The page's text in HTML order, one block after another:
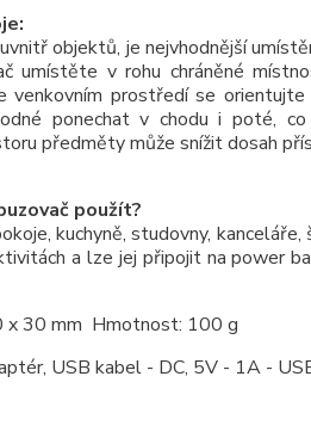
objektů, je nejvhodnější
umístěte v rohu chráněné
venkovním prostředí se orientujte
ponechat v chodu i poté,
předměty může snížit dosah
použít?
kuchyně, studovny,
a lze jej připojit na power
x 30 mm Hmotnost: 100 g
USB kabel - DC, 5V - 1A -